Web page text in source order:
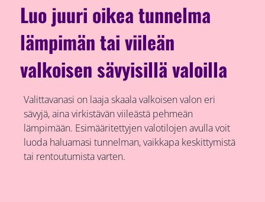
Luo juuri oikea tunnelma
lämpimän tai viileän
valkoisen sävyisillä valoilla
Valittavanasi on laaja skaala valkoisen valon eri
sävyjä, aina virkistävän viileästä pehmeän
lämpimään. Esimääritettyjen valotilojen avulla voit
luoda haluamasi tunnelman, vaikkapa keskittymistä
tai rentoutumista varten.